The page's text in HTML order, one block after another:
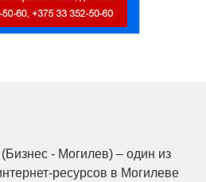
- Могилев) – один из
ресурсов в Могилеве